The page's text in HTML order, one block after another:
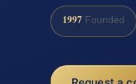
1997 Founded